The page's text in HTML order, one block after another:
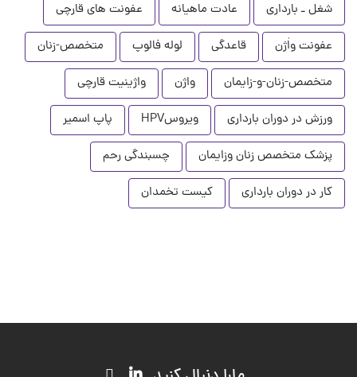
شغل ـ بارداری
عادت ماهیانه
عفونت های قارچی
عفونت واٰژن
قاعدگی لوله فالوپ
متخصص-زنان
متخصص-زنان-و-زایمان
واژن
واژینیت قارچی
ورزش در دوران بارداری
ویروسHPV
پاپ اسمیر
پزشک متخصص زنان وزایمان
چسبندگی رحم
کار در دوران بارداری
کیست تخمدان